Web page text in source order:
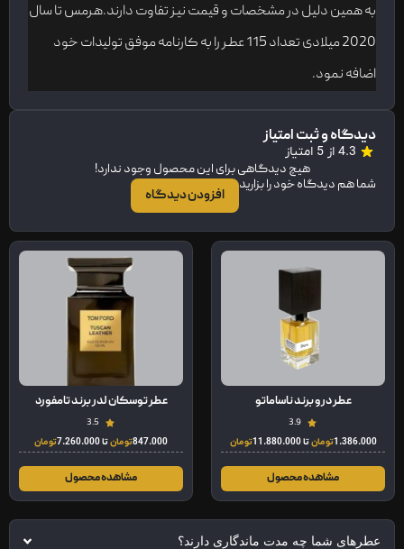
به همین دلیل در مشخصات و قیمت نیز تفاوت دارند.هرمس تا سال
2020 میلادی تعداد 115 عطر را به کارنامه موفق تولیدات خود
اضافه نمود.
دیدگاه و ثبت امتیاز
4.3 از 5 امتیاز
هیچ دیدگاهی برای این محصول وجود ندارد!
شما هم دیدگاه خود را بزارید
افزودن دیدگاه
عطر درو برند ناساماتو
3.9
1.386.000تومانتا11.880.000 تومان
مشاهده محصول
عطر توسکان لدر برند تامفورد
3.5
847.000تومانتا7.260.000تومان
مشاهده محصول
عطرهای شما چه مدت ماندگاری دارند؟